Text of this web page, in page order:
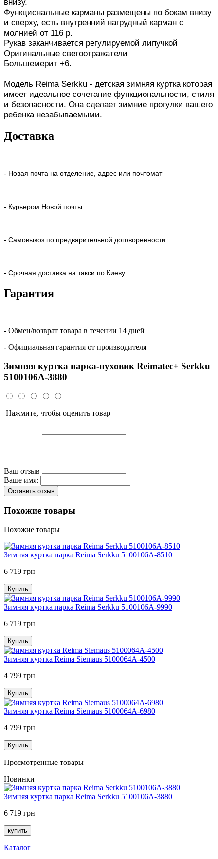
внизу.
Функциональные карманы размещены по бокам внизу
и сверху, есть внутренний нагрудный карман с
молнией от 116 р.
Рукав заканчивается регулируемой липучкой
Оригинальные светоотражатели
Большемерит +6.
Модель Reima Serkku - детская зимняя куртка которая
имеет идеальное сочетание функциональности, стиля
и безопасности. Она сделает зимние прогулки вашего
ребенка незабываемыми.
Доставка
- Новая почта на отделение, адрес или почтомат
- Курьером Новой почты
- Самовывоз по предварительной договоренности
- Срочная доставка на такси по Киеву
Гарантия
- Обмен/возврат товара в течении 14 дней
- Официальная гарантия от производителя
Зимняя куртка парка-пуховик Reimatec+ Serkku
5100106A-3880
Нажмите, чтобы оценить товар
Ваш отзыв
Ваше имя:
Оставить отзыв
Похожие товары
Похожие товары
Зимняя куртка парка Reima Serkku 5100106A-8510
6 719 грн.
Купить
Зимняя куртка парка Reima Serkku 5100106A-9990
6 719 грн.
Купить
Зимняя куртка Reima Siemaus 5100064A-4500
4 799 грн.
Купить
Зимняя куртка Reima Siemaus 5100064A-6980
4 799 грн.
Купить
Просмотренные товары
Новинки
Зимняя куртка парка Reima Serkku 5100106A-3880
6 719 грн.
купить
Каталог